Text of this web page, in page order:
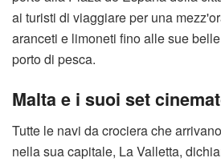
ai turisti di viaggiare per una
aranceti e limoneti fino alle sue
porto di pesca.
Malta e i suoi set
Tutte le navi da crociera che
nella sua capitale, La Valletta,